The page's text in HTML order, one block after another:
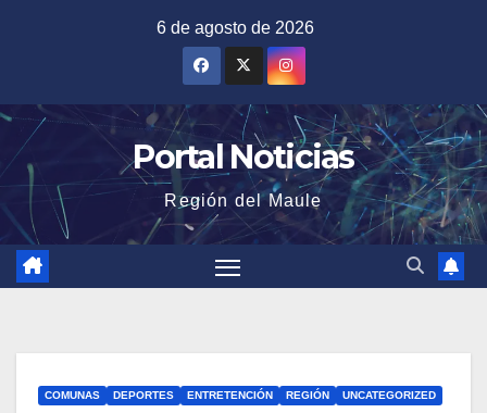
6 de agosto de 2026
Portal Noticias
Región del Maule
COMUNAS DEPORTES ENTRETENCIÓN REGIÓN UNCATEGORIZED